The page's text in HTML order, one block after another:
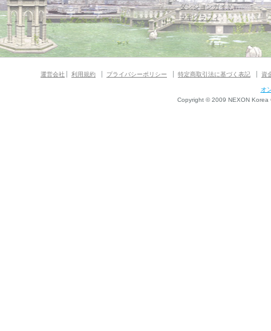
ダンジョンガイド
マギグラフィ
運営会社 利用規約 プライバシーポリシー 特定商取引法に基づく表記 資
オ
Copyright © 2009 NEXON Korea